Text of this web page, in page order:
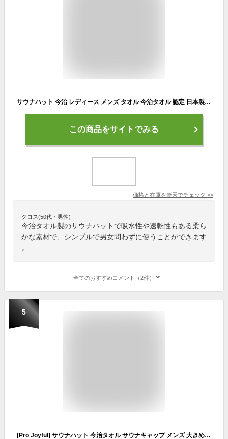
サウナハット 今治 レディース メンズ タオル 今治タオル 認定 日本製 綿100％ コットン ウール サウナ サ活 キャップ ハット 大きめ おしゃれ かわいい 洗える 吸水 速乾 風呂 温泉 旅行 高品質 抗菌 防臭 抗ウイルス 【メール便送料無料】
この商品をサイトでみる
価格と在庫を楽天でチェック >>
クロス(50代・男性)
今治タオル製のサウナハットで吸水性や速乾性もある柔ら
かな素材で、シンプルで男女問わずに使うことができます
。
全てのおすすめコメント（2件）
5
[Pro Joyful] サウナハット 今治タオル サウナキャップ メンズ 大きめ レディース サウナ 帽子 サウナグッズ ループ付き 髪の傷み防止 深くかぶれる 簡単洗濯 日本製 今治 ブランド 認定 (ネイビー)